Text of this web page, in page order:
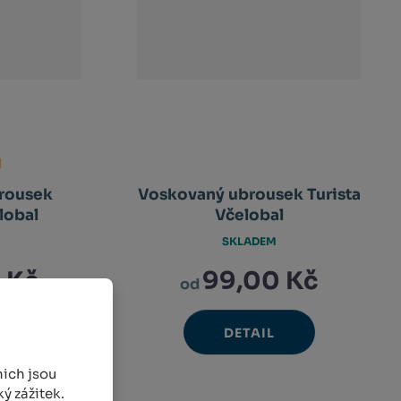
jsou
zážitek.
Voskovaný ubrousek Turista
Včelobal
od 99,00 Kč
DETAIL
SKLADEM